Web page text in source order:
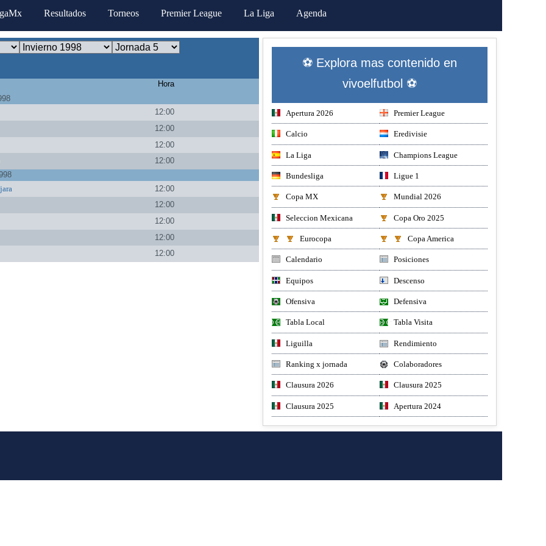
Resultados Torneos Premier League La Liga Agenda
Hora
12:00
12:00
12:00
12:00
12:00
12:00
12:00
12:00
12:00
⚽ Explora mas contenido en
vivoelfutbol ⚽
Apertura 2026 Premier League
Calcio Eredivisie
La Liga Champions League
Bundesliga Ligue 1
Copa MX Mundial 2026
Seleccion Mexicana Copa Oro 2025
Eurocopa Copa America
Calendario Posiciones
Equipos Descenso
Ofensiva Defensiva
Tabla Local Tabla Visita
Liguilla Rendimiento
Ranking x jornada Colaboradores
Clausura 2026 Clausura 2025
Clausura 2025 Apertura 2024